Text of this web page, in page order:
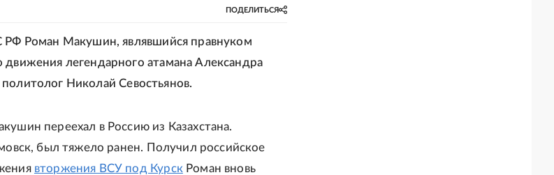
ПОДЕЛИТЬСЯ
РФ Роман Макушин, являвшийся правнуком
легендарного атамана Александра
политолог Николай Севостьянов.
переехал в Россию из Казахстана.
был тяжело ранен. Получил российское
вторжения ВСУ под Курск Роман вновь